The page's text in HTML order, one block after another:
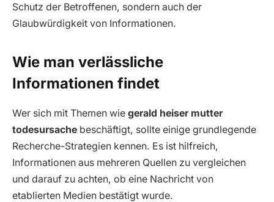
Schutz der Betroffenen, sondern auch der
Glaubwürdigkeit von Informationen.
Wie man verlässliche
Informationen findet
Wer sich mit Themen wie gerald heiser mutter
todesursache beschäftigt, sollte einige grundlegende
Recherche-Strategien kennen. Es ist hilfreich,
Informationen aus mehreren Quellen zu vergleichen
und darauf zu achten, ob eine Nachricht von
etablierten Medien bestätigt wurde.